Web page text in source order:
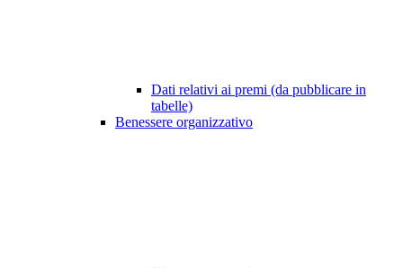
Dati relativi ai premi (da pubblicare in
tabelle)
Benessere organizzativo